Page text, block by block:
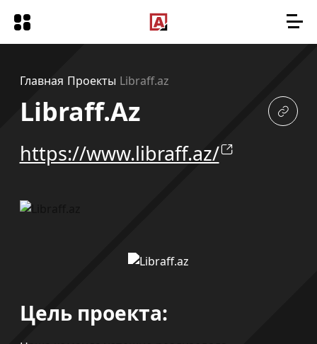
Главная Проекты Libraff.az
Libraff.az
https://www.libraff.az/
Цель проекта: